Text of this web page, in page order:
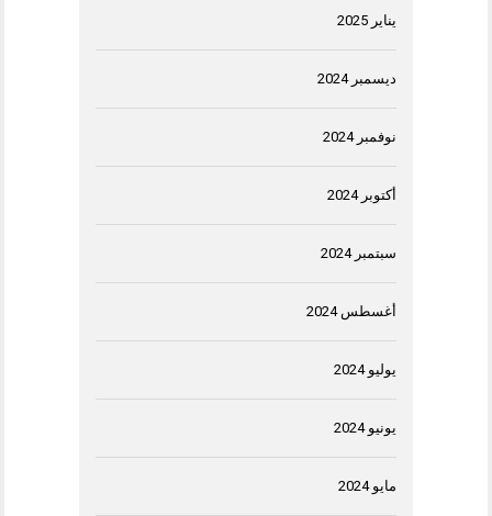
يناير 2025
ديسمبر 2024
نوفمبر 2024
أكتوبر 2024
سبتمبر 2024
أغسطس 2024
يوليو 2024
يونيو 2024
مايو 2024